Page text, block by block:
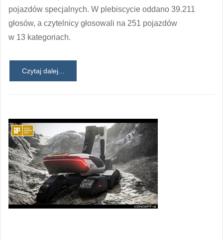
pojazdów specjalnych. W plebiscycie oddano 39.211
głosów, a czytelnicy głosowali na 251 pojazdów
w 13 kategoriach.
Czytaj dalej...